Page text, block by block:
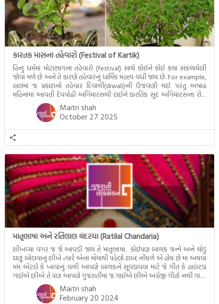
કારતક માસના તહેવારો (Festival of Kartik)
હિન્દુ ધર્મમાં મોટાભાગના તહેવારો (festival) સાથે કોઈને કોઈ કથા સંકળાયેલી
જોવા મળે છે અને તે કારણે તહેવારનું ધાર્મિક મહત્ત્વ વધી જાય છે. For example,
હાલમાં જ પ્રકાશનો તહેવાર દિવાળી(diwali)ની ઉજવણી થઈ. પરંતુ અષાઢ
મહિનામાં આવતી દેવપોઢી અગિયારસથી લઈને કારતિક સુદ અગિયારસના રોજ
આવતી દેવ ઊઠી અગિયારસ વચ્ચે મોટેભાગે યજ્ઞોપવીત સંસ્કાર, લગ્ન,
દીક્ષાગ્રહણ, યજ્ઞ, ગૃહપ્રવેશ જેવા […]
Maitri shah
October 27 2025
માતૃભાષા અને રતિલાલ ચંદરયા (Ratilal Chandaria)
શીખવ્યા વગર જ જે આવડી જાય તે માતૃભાષા. કોઈપણ બાળક જન્મે અને થોડું
ઘણું બોલવાનું શીખે ત્યારે એના મોંમાથી પહેલો શબ્દ નીકળે એ હોય છે મા અથવા
મમ એટલે કે ખાવાનું. વળી આપણે બાળકને સૂવડાવવા માટે જે ગીત કે હાલરડાં
ગાઈએ છીએ તે પણ આપણે ગુજરાતીમાં જ ગાઈએ છીએ અંગ્રેજી ગીતો નથી ગાતા.
આમ બાળકને […]
Maitri shah
February 20 2024